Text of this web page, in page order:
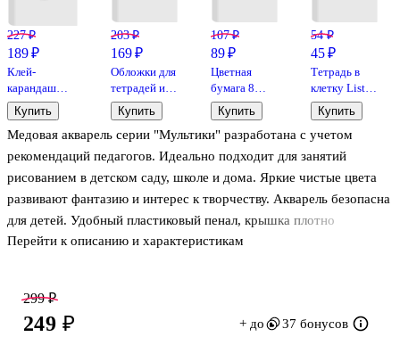
Медовая акварель серии "Мультики" разработана с учетом
рекомендаций педагогов. Идеально подходит для занятий
рисованием в детском саду, школе и дома. Яркие чистые цвета
развивают фантазию и интерес к творчеству. Акварель безопасна
для детей. Удобный пластиковый пенал, крышка плотно
фиксируется и служит палитрой для смешивания красок. Кюветы
легко смывается с рук и отстирывается с одежды.
Объем кювет - 3,5 см3. Форма кювет - круглая.
Перейти к описанию и характеристикам
227 ₽
189 ₽
Клей-
карандаш
«Extra», Erich
Krause, 15 г
Купить
203 ₽
169 ₽
Обложки для
тетрадей и
дневников,
100 мкм,
210х350 мм,
Топ-Спин, 10
Купить
107 ₽
89 ₽
Цветная
бумага 8
цветов 16
листов А4,
односторонняя,
Рисовашка
Купить
54 ₽
45 ₽
Тетрадь в
клетку Listoff
«Классическая
серия» в
ассортименте,
12 листов
Купить
299 ₽
249 ₽ + до 37 бонусов